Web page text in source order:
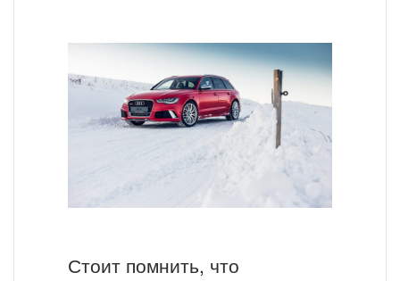
Стоит помнить, что